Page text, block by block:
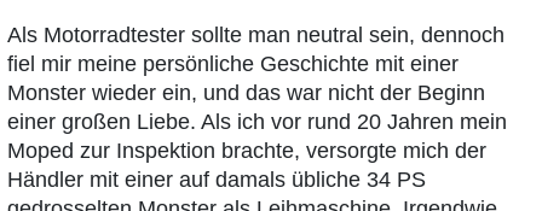
Als Motorradtester sollte man neutral sein, dennoch
fiel mir meine persönliche Geschichte mit einer
Monster wieder ein, und das war nicht der Beginn
einer großen Liebe. Als ich vor rund 20 Jahren mein
Moped zur Inspektion brachte, versorgte mich der
Händler mit einer auf damals übliche 34 PS